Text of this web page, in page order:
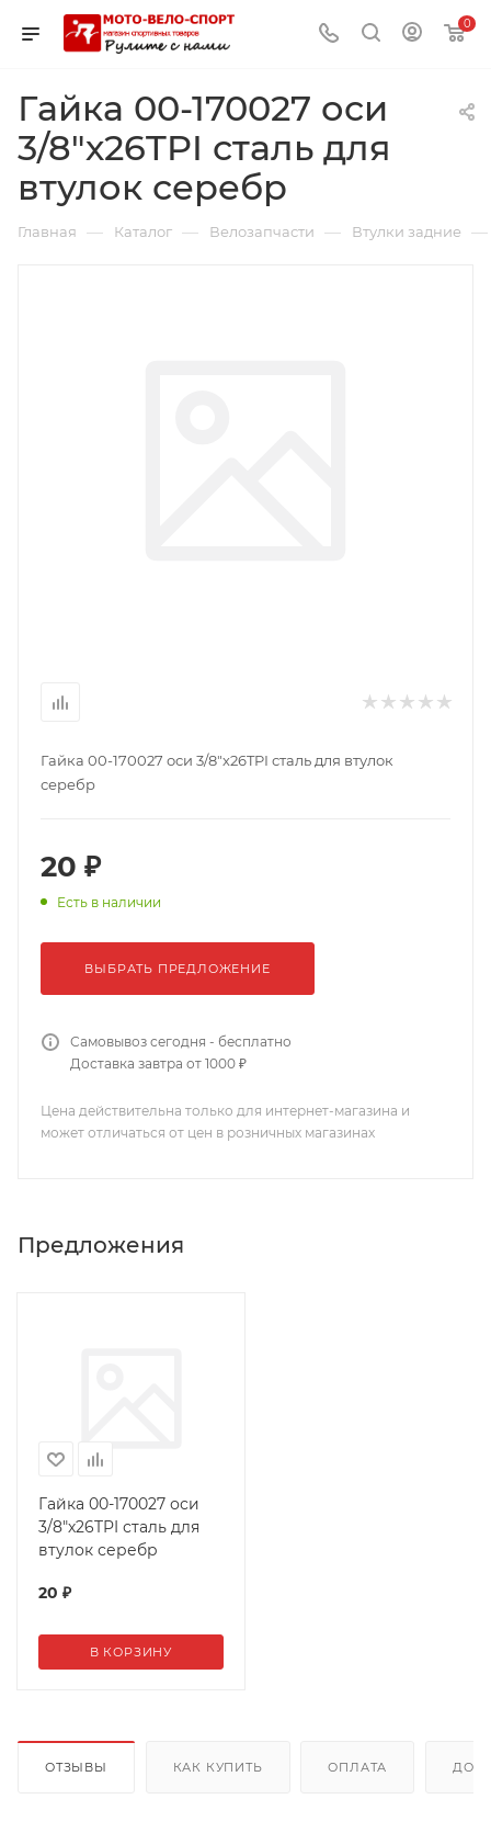
0
Гайка 00-170027 оси
3/8"х26TPI сталь для
втулок серебр
Главная — Каталог — Велозапчасти — Втулки задние —
Гайка 00-170027 оси 3/8"х26TPI сталь для втулок
серебр
20 ₽
Есть в наличии
ВЫБРАТЬ ПРЕДЛОЖЕНИЕ
Самовывоз сегодня - бесплатно
Доставка завтра от 1000 ₽
Цена действительна только для интернет-магазина и
может отличаться от цен в розничных магазинах
Предложения
Гайка 00-170027 оси
3/8"х26TPI сталь для
втулок серебр
20 ₽
В КОРЗИНУ
ОТЗЫВЫ КАК КУПИТЬ ОПЛАТА